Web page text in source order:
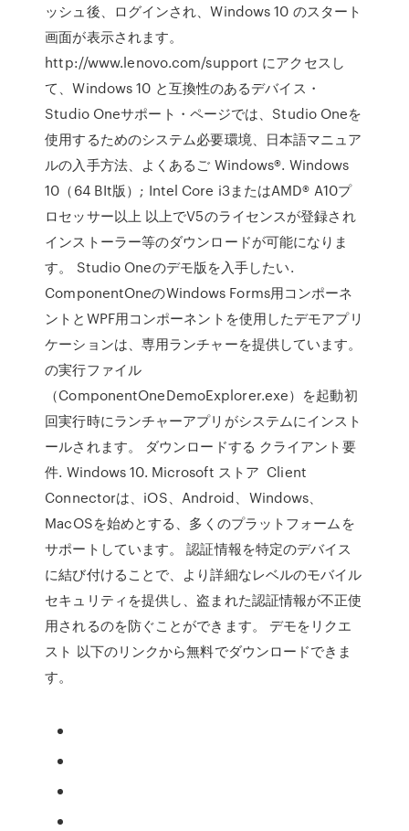
ッシュ後、ログインされ、Windows 10 のスタート
画面が表示されます。
http://www.lenovo.com/support にアクセスし
て、Windows 10 と互換性のあるデバイス・
Studio Oneサポート・ページでは、Studio Oneを
使用するためのシステム必要環境、日本語マニュア
ルの入手方法、よくあるご Windows®. Windows
10（64 BIt版）; Intel Core i3またはAMD® A10プ
ロセッサー以上 以上でV5のライセンスが登録され
インストーラー等のダウンロードが可能になりま
す。 Studio Oneのデモ版を入手したい.
ComponentOneのWindows Forms用コンポーネ
ントとWPF用コンポーネントを使用したデモアプリ
ケーションは、専用ランチャーを提供しています。
の実行ファイル
（ComponentOneDemoExplorer.exe）を起動初
回実行時にランチャーアプリがシステムにインスト
ールされます。 ダウンロードする クライアント要
件. Windows 10. Microsoft ストア Client
Connectorは、iOS、Android、Windows、
MacOSを始めとする、多くのプラットフォームを
サポートしています。 認証情報を特定のデバイス
に結び付けることで、より詳細なレベルのモバイル
セキュリティを提供し、盗まれた認証情報が不正使
用されるのを防ぐことができます。 デモをリクエ
スト 以下のリンクから無料でダウンロードできま
す。